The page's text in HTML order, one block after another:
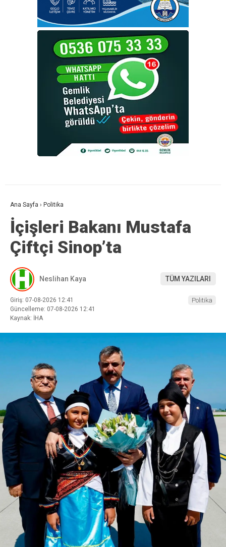
Ana Sayfa › Politika
İçişleri Bakanı Mustafa
Çiftçi Sinop’ta
Neslihan Kaya TÜM YAZILARI
Giriş: 07-08-2026 12:41
Güncelleme: 07-08-2026 12:41
Kaynak: İHA
Politika